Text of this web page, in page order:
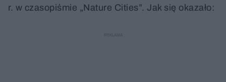
r. w czasopiśmie „Nature Cities”. Jak się okazało: